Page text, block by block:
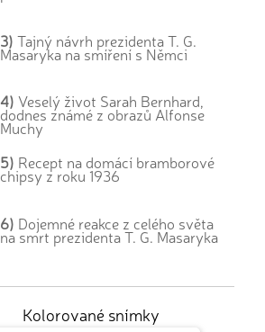
3) Tajný návrh prezidenta T. G.
Masaryka na smíření s Němci
4) Veselý život Sarah Bernhard,
dodnes známé z obrazů Alfonse
Muchy
5) Recept na domácí bramborové
chipsy z roku 1936
6) Dojemné reakce z celého světa
na smrt prezidenta T. G. Masaryka
Kolorované snímky